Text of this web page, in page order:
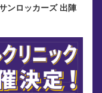
ンロッカーズ 出陣